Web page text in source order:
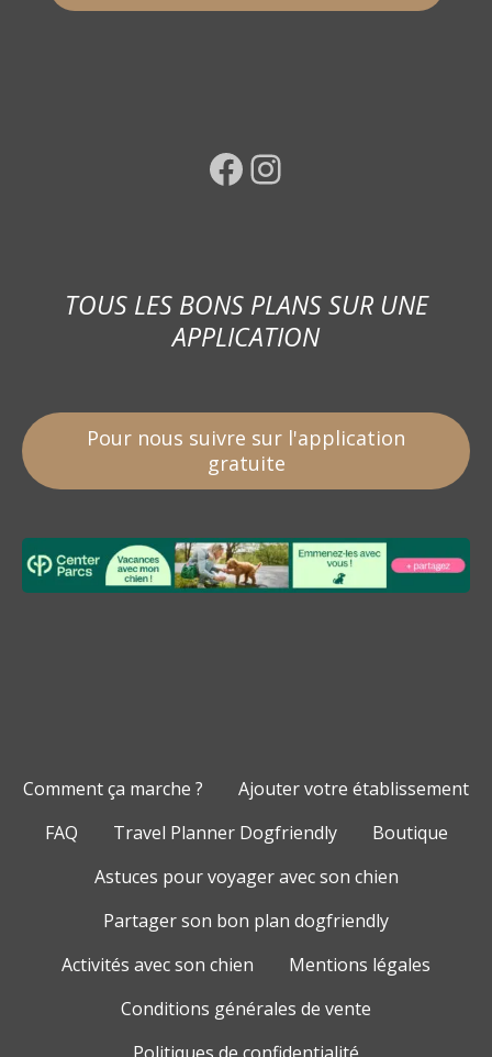
Facebook Instagram
TOUS LES BONS PLANS SUR UNE
APPLICATION
Pour nous suivre sur l'application
gratuite
Comment ça marche ?
Ajouter votre établissement
FAQ
Travel Planner Dogfriendly
Boutique
Astuces pour voyager avec son chien
Partager son bon plan dogfriendly
Activités avec son chien
Mentions légales
Conditions générales de vente